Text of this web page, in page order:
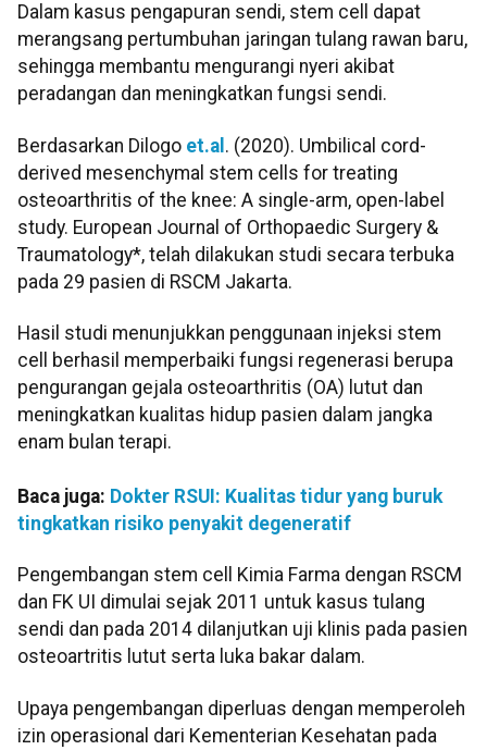
Dalam kasus pengapuran sendi, stem cell dapat
merangsang pertumbuhan jaringan tulang rawan baru,
sehingga membantu mengurangi nyeri akibat
peradangan dan meningkatkan fungsi sendi.
Berdasarkan Dilogo et.al . (2020). Umbilical cord-
derived mesenchymal stem cells for treating
osteoarthritis of the knee: A single-arm, open-label
study. European Journal of Orthopaedic Surgery &
Traumatology*, telah dilakukan studi secara terbuka
pada 29 pasien di RSCM Jakarta.
Hasil studi menunjukkan penggunaan injeksi stem
cell berhasil memperbaiki fungsi regenerasi berupa
pengurangan gejala osteoarthritis (OA) lutut dan
meningkatkan kualitas hidup pasien dalam jangka
enam bulan terapi.
Baca juga: Dokter RSUI: Kualitas tidur yang buruk
tingkatkan risiko penyakit degeneratif
Pengembangan stem cell Kimia Farma dengan RSCM
dan FK UI dimulai sejak 2011 untuk kasus tulang
sendi dan pada 2014 dilanjutkan uji klinis pada pasien
osteoartritis lutut serta luka bakar dalam.
Upaya pengembangan diperluas dengan memperoleh
izin operasional dari Kementerian Kesehatan pada